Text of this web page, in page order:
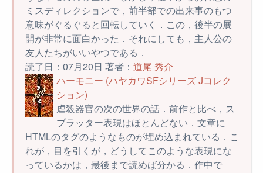
ミスディレクションで，前半部での出来事のもつ
意味がぐるぐると回転していく．この，後半の展
開が非常に面白かった．それにしても，主人公の
友人たちがいいやつである．
読了日：07月20日 著者： 道尾 秀介
ハーモニー (ハヤカワSFシリーズ Jコレク
ション)
虐殺器官の次の世界の話．前作と比べ，ス
プラッター表現はほとんどない．文章に
HTMLのタグのようなものが埋め込まれている．こ
れが，目を引くが，どうしてこのような表現にな
っているかは，最後まで読めば分かる．作中で